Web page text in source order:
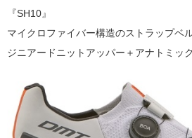
『SH10』
マイクロファイバー構造のストラップベ
ジニアードニットアッパー＋アナトミッ